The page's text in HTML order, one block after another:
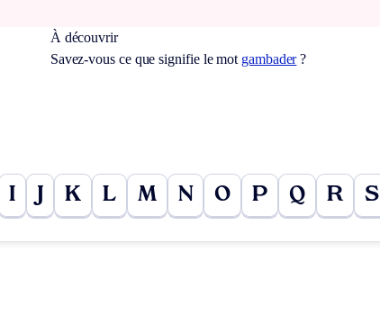
À découvrir
Savez-vous ce que signifie le mot gambader?
I K L M N O P Q R S